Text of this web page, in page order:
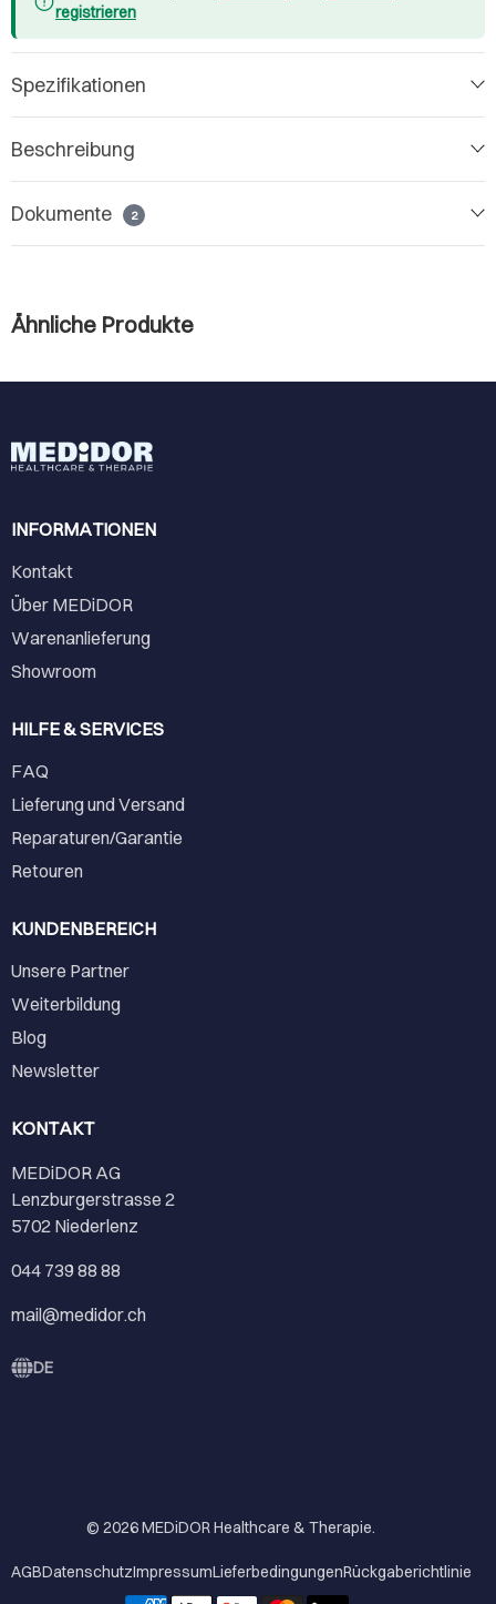
registrieren
Spezifikationen
Beschreibung
Dokumente 2
Ähnliche Produkte
INFORMATIONEN
Kontakt
Über MEDiDOR
Warenanlieferung
Showroom
HILFE & SERVICES
FAQ
Lieferung und Versand
Reparaturen/Garantie
Retouren
KUNDENBEREICH
Unsere Partner
Weiterbildung
Blog
Newsletter
KONTAKT
MEDiDOR AG
Lenzburgerstrasse 2
5702 Niederlenz
044 739 88 88
mail@medidor.ch
DE
© 2026MEDiDOR Healthcare & Therapie.
AGBDatenschutzImpressumLieferbedingungenRückgaberichtlinie